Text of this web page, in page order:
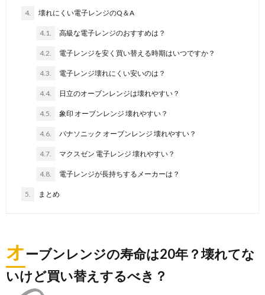
4. 壊れにくい電子レンジのQ＆A
4.1. 高級な電子レンジのおすすめは？
4.2. 電子レンジを安く買い替える時期はいつですか？
4.3. 電子レンジ壊れにくい安いのは？
4.4. 日立のオーブンレンジは壊れやすい？
4.5. 象印 オーブンレンジ 壊れやすい？
4.6. パナソニック オーブンレンジ 壊れやすい？
4.7. マクスゼン 電子レンジ 壊れやすい？
4.8. 電子レンジが長持ちするメーカーは？
5. まとめ
オーブンレンジの寿命は20年？壊れてな
いけど買い替えするべき？